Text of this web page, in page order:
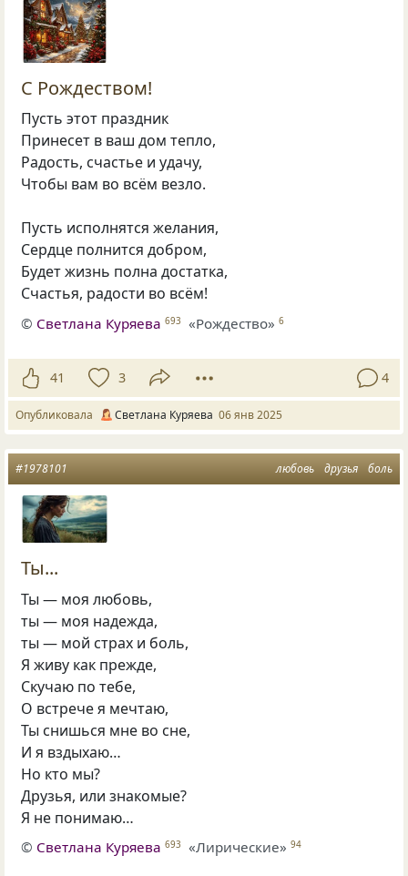
С Рождеством!
Пусть этот праздник
Принесет в ваш дом тепло,
Радость, счастье и удачу,
Чтобы вам во всём везло.
Пусть исполнятся желания,
Сердце полнится добром,
Будет жизнь полна достатка,
Счастья, радости во всём!
© Светлана Куряева 693 «Рождество» 6
41 3 4
Опубликовала Светлана Куряева 06 янв 2025
любовь друзья боль
#1978101
Ты...
Ты — моя любовь,
ты — моя надежда,
ты — мой страх и боль,
Я живу как прежде,
Скучаю по тебе,
О встрече я мечтаю,
Ты снишься мне во сне,
И я вздыхаю…
Но кто мы?
Друзья, или знакомые?
Я не понимаю…
© Светлана Куряева 693 «Лирические» 94